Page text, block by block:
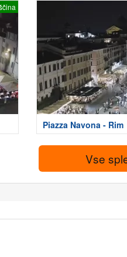
Piazza Navona - Rim
Vse